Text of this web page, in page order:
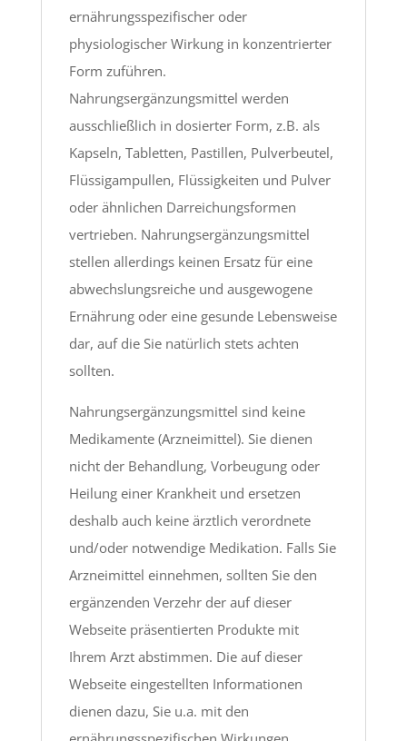
ernährungsspezifischer oder
physiologischer Wirkung in konzentrierter
Form zuführen.
Nahrungsergänzungsmittel werden
ausschließlich in dosierter Form, z.B. als
Kapseln, Tabletten, Pastillen, Pulverbeutel,
Flüssigampullen, Flüssigkeiten und Pulver
oder ähnlichen Darreichungsformen
vertrieben. Nahrungsergänzungsmittel
stellen allerdings keinen Ersatz für eine
abwechslungsreiche und ausgewogene
Ernährung oder eine gesunde Lebensweise
dar, auf die Sie natürlich stets achten
sollten.
Nahrungsergänzungsmittel sind keine
Medikamente (Arzneimittel). Sie dienen
nicht der Behandlung, Vorbeugung oder
Heilung einer Krankheit und ersetzen
deshalb auch keine ärztlich verordnete
und/oder notwendige Medikation. Falls Sie
Arzneimittel einnehmen, sollten Sie den
ergänzenden Verzehr der auf dieser
Webseite präsentierten Produkte mit
Ihrem Arzt abstimmen. Die auf dieser
Webseite eingestellten Informationen
dienen dazu, Sie u.a. mit den